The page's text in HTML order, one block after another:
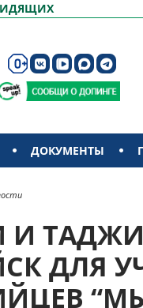
ДОКУМЕНТЫ
И
ДЛЯ